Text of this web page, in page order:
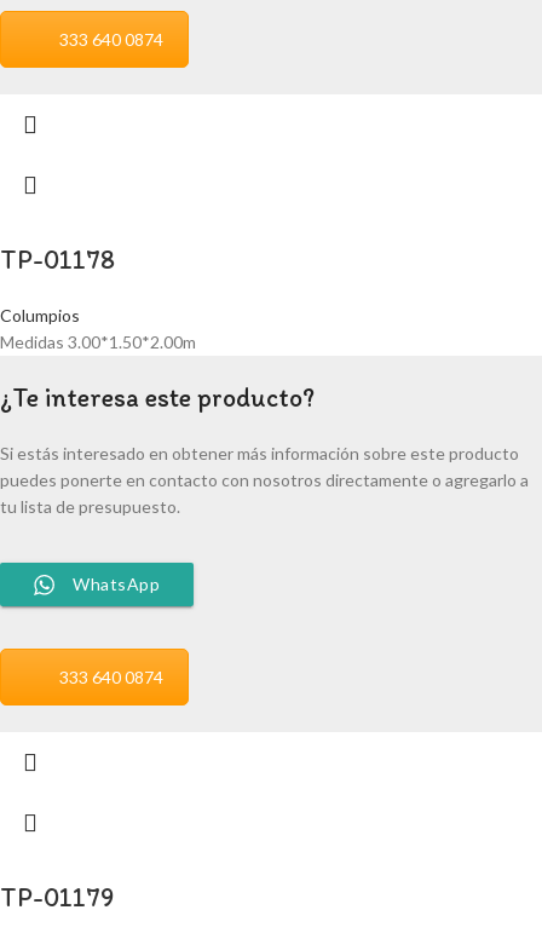
333 640 0874
TP-01178
Columpios
Medidas 3.00*1.50*2.00m
¿Te interesa este producto?
Si estás interesado en obtener más información sobre este producto
puedes ponerte en contacto con nosotros directamente o agregarlo a
tu lista de presupuesto.
WhatsApp
333 640 0874
TP-01179